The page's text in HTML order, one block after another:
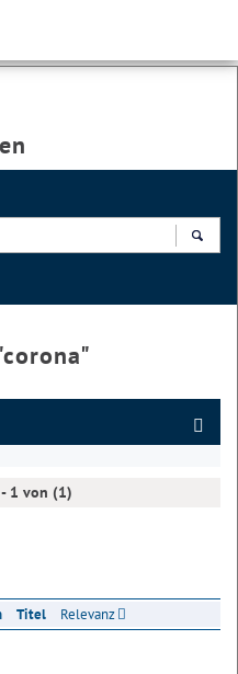
corona"
1 von (1)
Titel Relevanz